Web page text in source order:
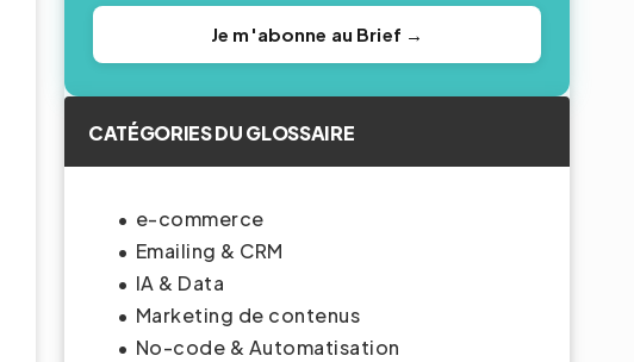
Je m'abonne au Brief →
CATÉGORIES DU GLOSSAIRE
e-commerce
Emailing & CRM
IA & Data
Marketing de contenus
No-code & Automatisation